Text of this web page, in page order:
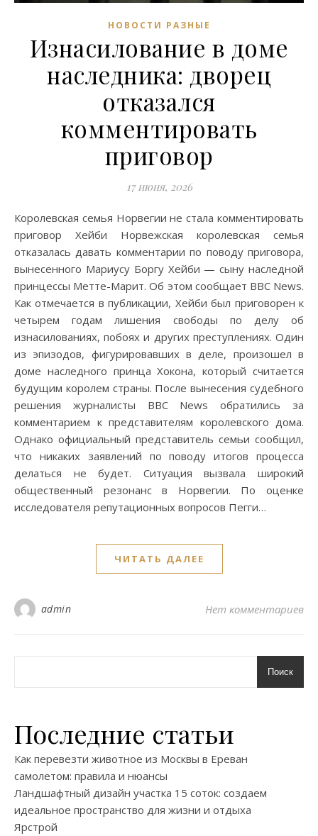
НОВОСТИ РАЗНЫЕ
Изнасилование в доме
наследника: дворец
отказался
комментировать
приговор
17 июня, 2026
Королевская семья Норвегии не стала комментировать
приговор Хейби Норвежская королевская семья
отказалась давать комментарии по поводу приговора,
вынесенного Мариусу Боргу Хейби — сыну наследной
принцессы Метте-Марит. Об этом сообщает BBC News.
Как отмечается в публикации, Хейби был приговорен к
четырем годам лишения свободы по делу об
изнасилованиях, побоях и других преступлениях. Один
из эпизодов, фигурировавших в деле, произошел в
доме наследного принца Хокона, который считается
будущим королем страны. После вынесения судебного
решения журналисты BBC News обратились за
комментарием к представителям королевского дома.
Однако официальный представитель семьи сообщил,
что никаких заявлений по поводу итогов процесса
делаться не будет. Ситуация вызвала широкий
общественный резонанс в Норвегии. По оценке
исследователя репутационных вопросов Пегги…
ЧИТАТЬ ДАЛЕЕ
admin Нет комментариев
Поиск
Последние статьи
Как перевезти животное из Москвы в Ереван
самолетом: правила и нюансы
Ландшафтный дизайн участка 15 соток: создаем
идеальное пространство для жизни и отдыха
Ярстрой